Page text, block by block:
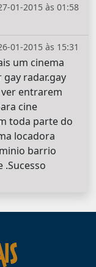
01-2015 às 01:58
01-2015 às 15:31
um cinema
radar.gay
entrarem
cine
toda parte do
locadora
barrio